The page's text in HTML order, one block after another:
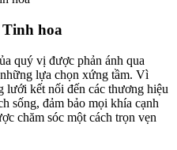
Tinh hoa
quý vị được phản ánh qua
lựa chọn xứng tầm. Vì
lưới kết nối đến các thương hiệu
sống, đảm bảo mọi khía cạnh
chăm sóc một cách trọn vẹn